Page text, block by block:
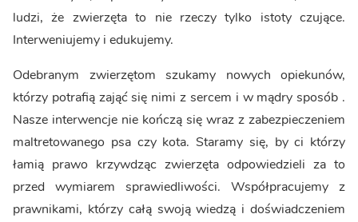
ludzi, że zwierzęta to nie rzeczy tylko istoty czujące.
Interweniujemy i edukujemy.
Odebranym zwierzętom szukamy nowych opiekunów,
którzy potrafią zająć się nimi z sercem i w mądry sposób .
Nasze interwencje nie kończą się wraz z zabezpieczeniem
maltretowanego psa czy kota. Staramy się, by ci którzy
łamią prawo krzywdząc zwierzęta odpowiedzieli za to
przed wymiarem sprawiedliwości. Współpracujemy z
prawnikami, którzy całą swoją wiedzą i doświadczeniem